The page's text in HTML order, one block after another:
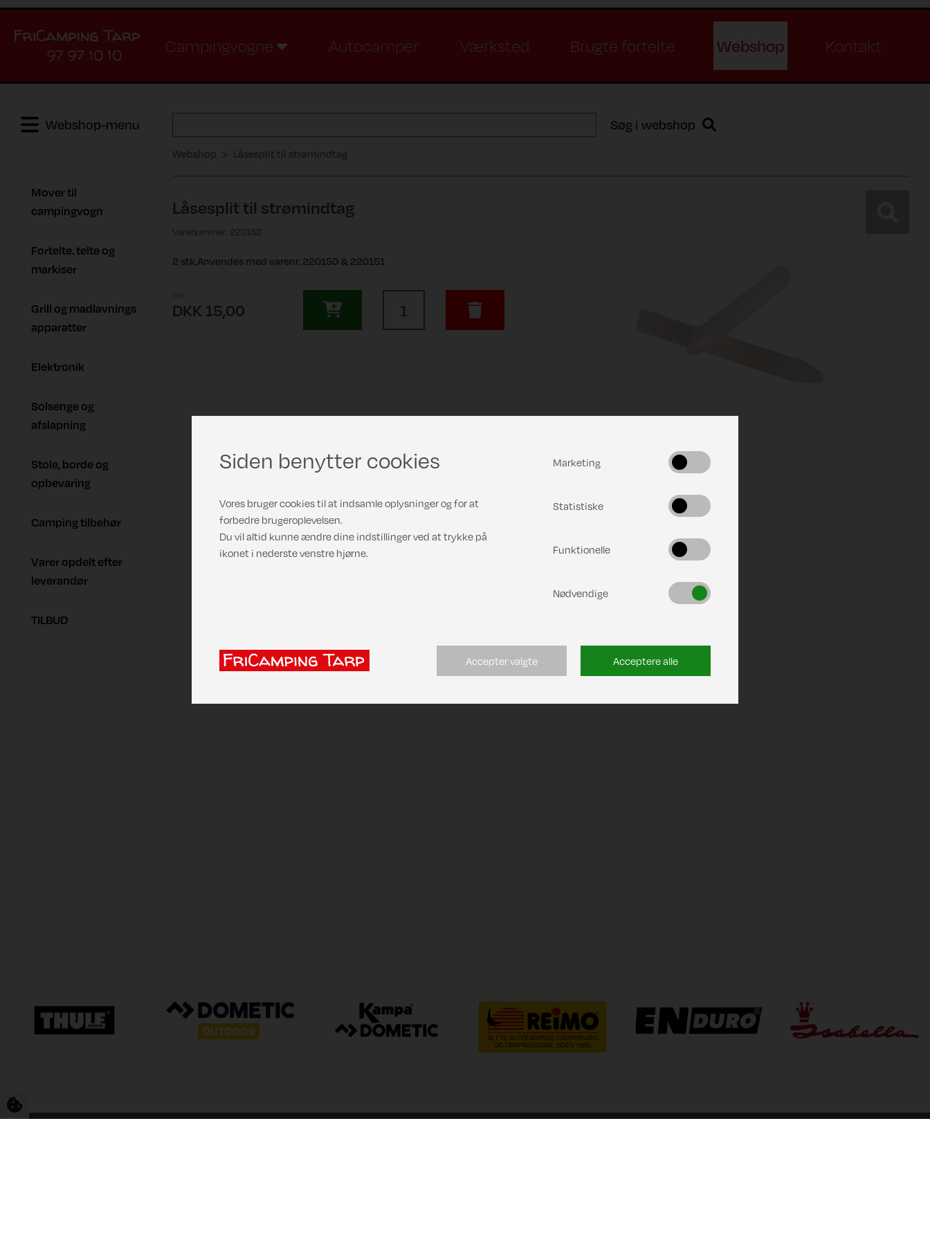
97 97 10 10
Campingvogne Autocamper Værksted Brugte fortelte Webshop Kontakt
Webshop-menu Søg i webshop
Webshop Låsesplit til strømindtag
Mover til
campingvogn
Fortelte. telte og
markiser
Grill og madlavnings
apparatter
Elektronik
Solsenge og
afslapning
Stole, borde og
opbevaring
Camping tilbehør
Varer opdelt efter
leverandør
TILBUD
Låsesplit til strømindtag
Varenummer: 220152
2 stk.Anvendes med varenr. 220150 & 220151
DKK 15,00
Siden benytter cookies
Vores bruger cookies til at indsamle oplysninger og for at
forbedre brugeroplevelsen.
Du vil altid kunne ændre dine indstillinger ved at trykke på
ikonet i nederste venstre hjørne.
Marketing
Statistiske
Funktionelle
Nødvendige
Accepter valgte Acceptere alle